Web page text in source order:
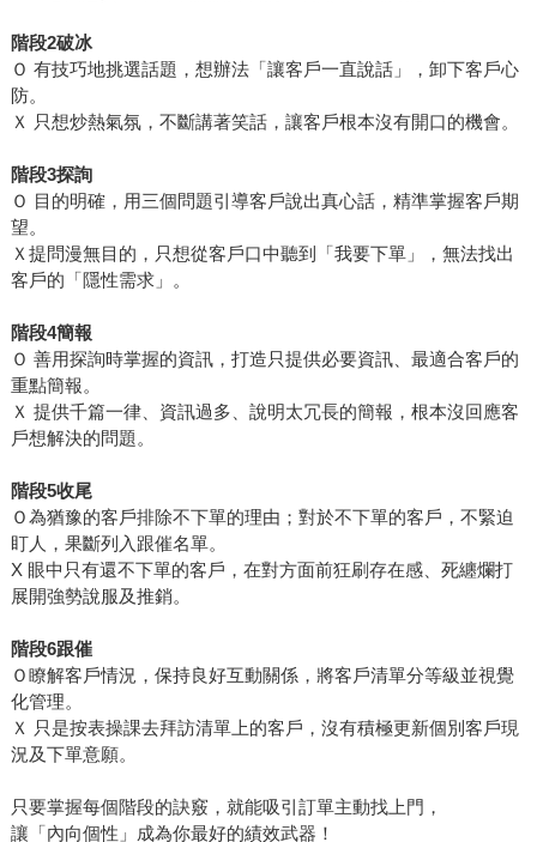
階段2破冰
Ｏ 有技巧地挑選話題，想辦法「讓客戶一直說話」，卸下客戶心
防。
Ｘ 只想炒熱氣氛，不斷講著笑話，讓客戶根本沒有開口的機會。
階段3探詢
Ｏ 目的明確，用三個問題引導客戶說出真心話，精準掌握客戶期
望。
Ｘ提問漫無目的，只想從客戶口中聽到「我要下單」，無法找出
客戶的「隱性需求」。
階段4簡報
Ｏ 善用探詢時掌握的資訊，打造只提供必要資訊、最適合客戶的
重點簡報。
Ｘ 提供千篇一律、資訊過多、說明太冗長的簡報，根本沒回應客
戶想解決的問題。
階段5收尾
Ｏ為猶豫的客戶排除不下單的理由；對於不下單的客戶，不緊迫
盯人，果斷列入跟催名單。
X 眼中只有還不下單的客戶，在對方面前狂刷存在感、死纏爛打
展開強勢說服及推銷。
階段6跟催
Ｏ瞭解客戶情況，保持良好互動關係，將客戶清單分等級並視覺
化管理。
Ｘ 只是按表操課去拜訪清單上的客戶，沒有積極更新個別客戶現
況及下單意願。
只要掌握每個階段的訣竅，就能吸引訂單主動找上門，
讓「內向個性」成為你最好的績效武器！